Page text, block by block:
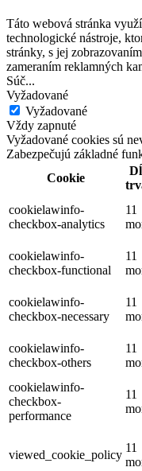
Táto webová stránka
technologické nástroje,
stránky, s jej
zameraním reklamných
Súč...
Vyžadované
Vyžadované
Vždy zapnuté
Vyžadované cookies sú
Zabezpečujú základné
Cookie
cookielawinfo-
checkbox-analytics
11
cookielawinfo-
checkbox-functional
11
cookielawinfo-
checkbox-necessary
11
cookielawinfo-
checkbox-others
11
cookielawinfo-
checkbox-
performance
11
viewed_cookie_policy
11